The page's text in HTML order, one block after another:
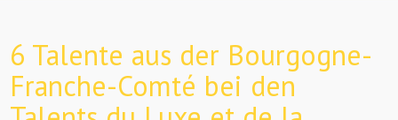
6 Talente aus der Bourgogne-
Franche-Comté bei den